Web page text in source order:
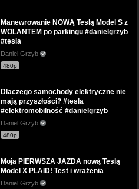
Manewrowanie NOWĄ Teslą Model S z
WOLANTEM po parkingu #danielgrzyb
#tesla
Daniel Grzyb
480p
Dlaczego samochody elektryczne nie
mają przyszłości? #tesla
#elektromobilność #danielgrzyb
Daniel Grzyb
480p
Moja PIERWSZA JAZDA nową Teslą
Model X PLAID! Test i wrażenia
Daniel Grzyb